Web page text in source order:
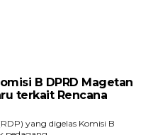
B DPRD Magetan
terkait Rencana
yang digelas Komisi B